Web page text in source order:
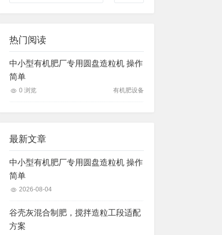
热门阅读
中小型有机肥厂专用圆盘造粒机 操作
简单
0 浏览 有机肥设备
最新文章
中小型有机肥厂专用圆盘造粒机 操作
简单
2026-08-04
谷壳灰混合制肥，搅拌造粒工段适配
方案